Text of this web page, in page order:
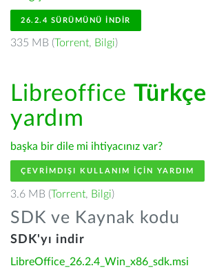
26.2.4 SÜRÜMÜNÜ İNDIR
335 MB (Torrent, Bilgi)
Libreoffice Türkçe
yardım
başka bir dile mi ihtiyacınız var?
ÇEVRIMDIŞI KULLANIM IÇIN YARDIM
3.6 MB (Torrent, Bilgi)
SDK ve Kaynak kodu
SDK'yı indir
LibreOffice_26.2.4_Win_x86_sdk.msi